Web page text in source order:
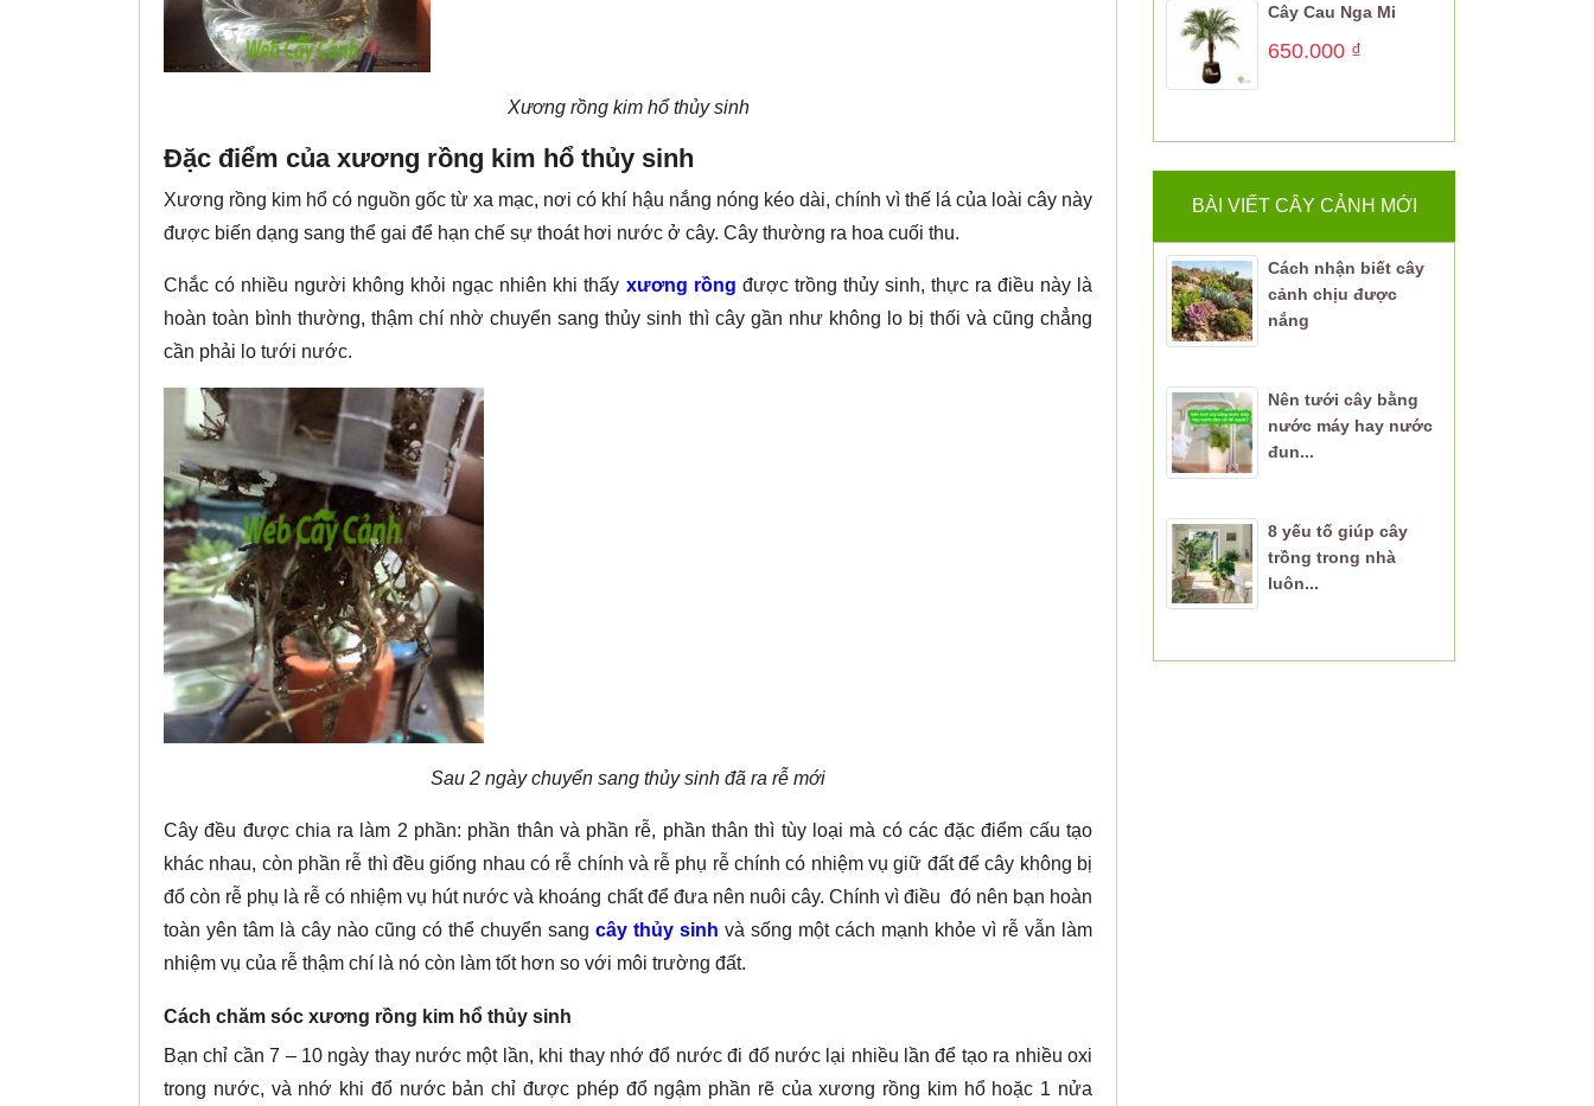
Xương rồng kim hổ thủy sinh
Đặc điểm của xương rồng kim hổ thủy sinh
Xương rồng kim hổ có nguồn gốc từ xa mạc, nơi có khí hậu nắng nóng kéo dài, chính vì thế lá của loài cây này
được biến dạng sang thể gai để hạn chế sự thoát hơi nước ở cây. Cây thường ra hoa cuối thu.
Chắc có nhiều người không khỏi ngạc nhiên khi thấy xương rồng được trồng thủy sinh, thực ra điều này là
hoàn toàn bình thường, thậm chí nhờ chuyển sang thủy sinh thì cây gần như không lo bị thối và cũng chẳng
cần phải lo tưới nước.
Sau 2 ngày chuyển sang thủy sinh đã ra rễ mới
Cây đều được chia ra làm 2 phần: phần thân và phần rễ, phần thân thì tùy loại mà có các đặc điểm cấu tạo
khác nhau, còn phần rễ thì đều giống nhau có rễ chính và rễ phụ rễ chính có nhiệm vụ giữ đất để cây không bị
đổ còn rễ phụ là rễ có nhiệm vụ hút nước và khoáng chất để đưa nên nuôi cây. Chính vì điều đó nên bạn hoàn
toàn yên tâm là cây nào cũng có thể chuyển sang cây thủy sinh và sống một cách mạnh khỏe vì rễ vẫn làm
nhiệm vụ của rễ thậm chí là nó còn làm tốt hơn so với môi trường đất.
Cách chăm sóc xương rồng kim hổ thủy sinh
Bạn chỉ cần 7 – 10 ngày thay nước một lần, khi thay nhớ đổ nước đi đổ nước lại nhiều lần để tạo ra nhiều oxi
trong nước, và nhớ khi đổ nước bản chỉ được phép đổ ngậm phần rẽ của xương rồng kim hổ hoặc 1 nửa
Cây Cau Nga Mi
650.000 ₫
BÀI VIẾT CÂY CẢNH MỚI
Cách nhận biết cây
cảnh chịu được
nắng
Nên tưới cây bằng
nước máy hay nước
đun...
8 yếu tố giúp cây
trồng trong nhà
luôn...